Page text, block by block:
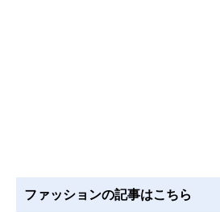
ファッションの記事はこちら